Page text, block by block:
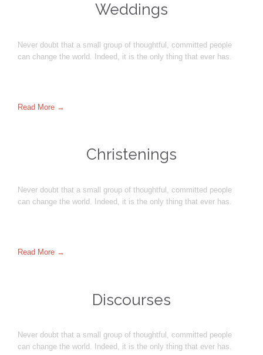
Weddings
Never doubt that a small group of thoughtful, committed people
can change the world. Indeed, it is the only thing that ever has.
Read More →
Christenings
Never doubt that a small group of thoughtful, committed people
can change the world. Indeed, it is the only thing that ever has.
Read More →
Discourses
Never doubt that a small group of thoughtful, committed people
can change the world. Indeed, it is the only thing that ever has.